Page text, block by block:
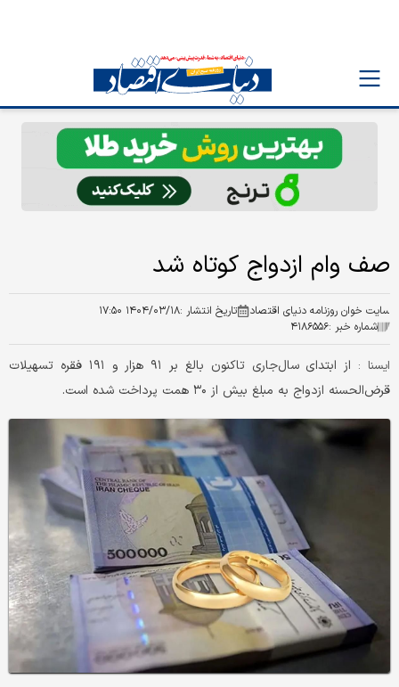
صف وام ازدواج کوتاه شد
سایت خوان روزنامه دنیای اقتصاد تاریخ انتشار :۱۴۰۴/۰۳/۱۸ ۱۷:۵۰
شماره خبر :۴۱۸۶۵۵۶
ايسنا :
از ابتدای سال‌جاری تاکنون بالغ بر ۹۱ هزار و ۱۹۱ فقره تسهیلات
قرض‌الحسنه ازدواج به مبلغ بیش از ۳۰ همت پرداخت شده است.